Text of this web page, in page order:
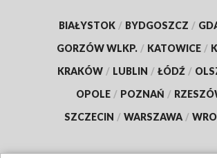
BIAŁYSTOK / BYDGOSZCZ /
GORZÓW WLKP. / KATOWICE /
KRAKÓW / LUBLIN / ŁÓDŹ /
OPOLE / POZNAŃ /
SZCZECIN / WARSZAWA /